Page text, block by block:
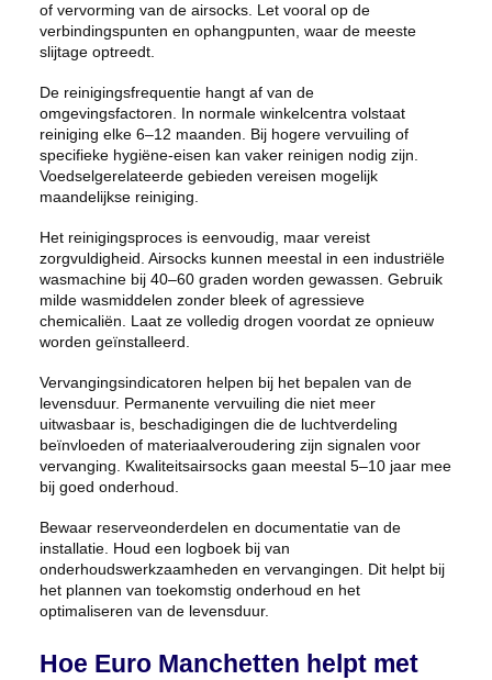
of vervorming van de airsocks. Let vooral op de
verbindingspunten en ophangpunten, waar de meeste
slijtage optreedt.
De reinigingsfrequentie hangt af van de
omgevingsfactoren. In normale winkelcentra volstaat
reiniging elke 6–12 maanden. Bij hogere vervuiling of
specifieke hygiëne-eisen kan vaker reinigen nodig zijn.
Voedselgerelateerde gebieden vereisen mogelijk
maandelijkse reiniging.
Het reinigingsproces is eenvoudig, maar vereist
zorgvuldigheid. Airsocks kunnen meestal in een industriële
wasmachine bij 40–60 graden worden gewassen. Gebruik
milde wasmiddelen zonder bleek of agressieve
chemicaliën. Laat ze volledig drogen voordat ze opnieuw
worden geïnstalleerd.
Vervangingsindicatoren helpen bij het bepalen van de
levensduur. Permanente vervuiling die niet meer
uitwasbaar is, beschadigingen die de luchtverdeling
beïnvloeden of materiaalveroudering zijn signalen voor
vervanging. Kwaliteitsairsocks gaan meestal 5–10 jaar mee
bij goed onderhoud.
Bewaar reserveonderdelen en documentatie van de
installatie. Houd een logboek bij van
onderhoudswerkzaamheden en vervangingen. Dit helpt bij
het plannen van toekomstig onderhoud en het
optimaliseren van de levensduur.
Hoe Euro Manchetten helpt met